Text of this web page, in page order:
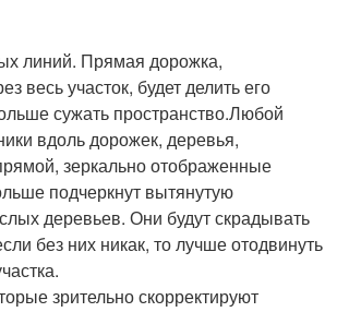
линий. Прямая дорожка,
весь участок, будет делить его
сужать пространство.Любой
вдоль дорожек, деревья,
зеркально отображенные
подчеркнут вытянутую
деревьев. Они будут скрадывать
без них никак, то лучше отодвинуть
зрительно скорректируют